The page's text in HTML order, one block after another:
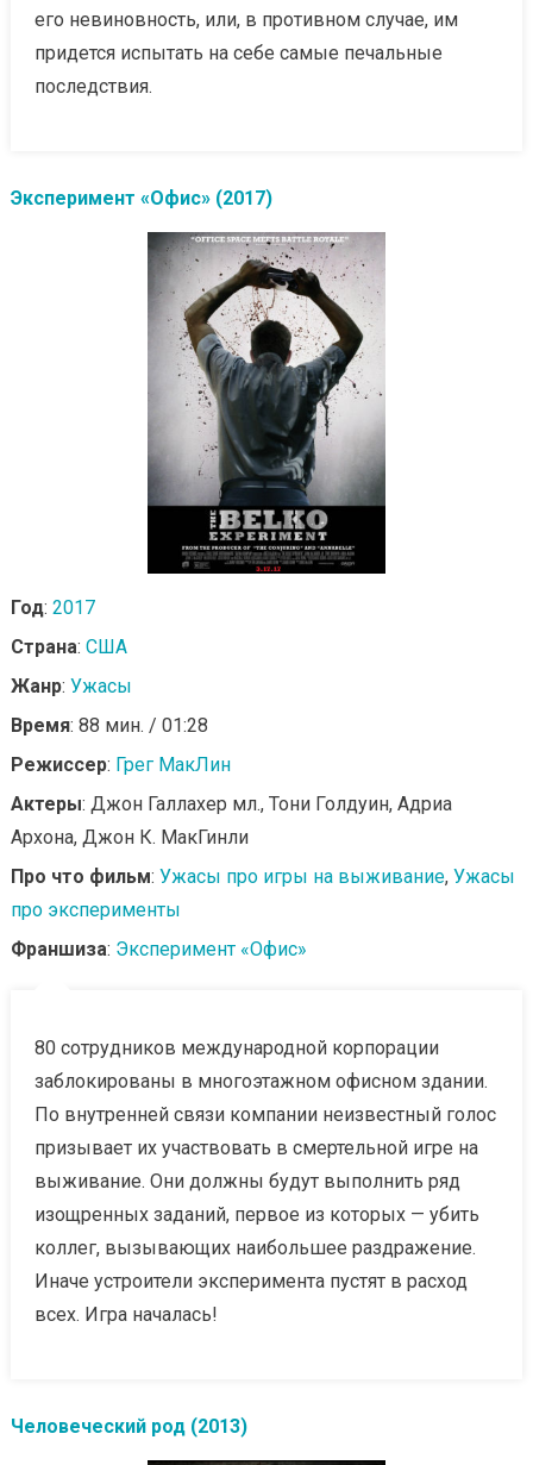
его невиновность, или, в противном случае, им
придется испытать на себе самые печальные
последствия.
Эксперимент «Офис» (2017)
Год: 2017
Страна: США
Жанр: Ужасы
Время: 88 мин. / 01:28
Режиссер: Грег МакЛин
Актеры: Джон Галлахер мл., Тони Голдуин, Адриа
Архона, Джон К. МакГинли
Про что фильм: Ужасы про игры на выживание, Ужасы
про эксперименты
Франшиза: Эксперимент «Офис»
80 сотрудников международной корпорации
заблокированы в многоэтажном офисном здании.
По внутренней связи компании неизвестный голос
призывает их участвовать в смертельной игре на
выживание. Они должны будут выполнить ряд
изощренных заданий, первое из которых — убить
коллег, вызывающих наибольшее раздражение.
Иначе устроители эксперимента пустят в расход
всех. Игра началась!
Человеческий род (2013)